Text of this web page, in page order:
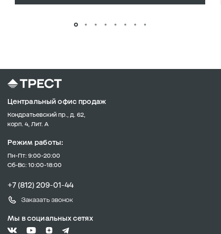
Центральный офис продаж
Кондратьевский пр., д. 62,
корп. 4, Лит. А
Режим работы:
Пн-Пт: 9:00-20:00
Сб-Вс: 10:00-18:00
+7 (812) 209-01-44
Заказать звонок
Мы в социальных сетях